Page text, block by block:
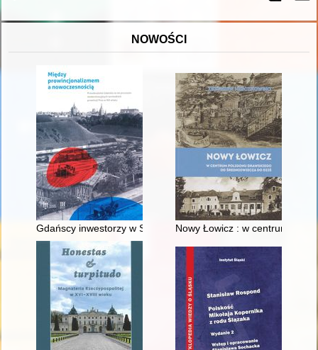
NOWOŚCI
Gdańscy inwestorzy w Sopocie : prestiż finansowy i
Nowy Łowicz : w centrum